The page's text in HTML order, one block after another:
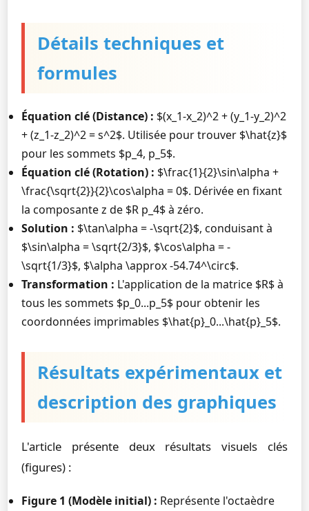
Détails techniques et
formules
Équation clé (Distance) : $(x_1-x_2)^2 + (y_1-y_2)^2
+ (z_1-z_2)^2 = s^2$. Utilisée pour trouver $\hat{z}$
pour les sommets $p_4, p_5$.
Équation clé (Rotation) : $\frac{1}{2}\sin\alpha +
\frac{\sqrt{2}}{2}\cos\alpha = 0$. Dérivée en fixant
la composante z de $R p_4$ à zéro.
Solution : $\tan\alpha = -\sqrt{2}$, conduisant à
$\sin\alpha = \sqrt{2/3}$, $\cos\alpha = -
\sqrt{1/3}$, $\alpha \approx -54.74^\circ$.
Transformation : L'application de la matrice $R$ à
tous les sommets $p_0...p_5$ pour obtenir les
coordonnées imprimables $\hat{p}_0...\hat{p}_5$.
Résultats expérimentaux et
description des graphiques
L'article présente deux résultats visuels clés
(figures) :
Figure 1 (Modèle initial) : Représente l'octaèdre